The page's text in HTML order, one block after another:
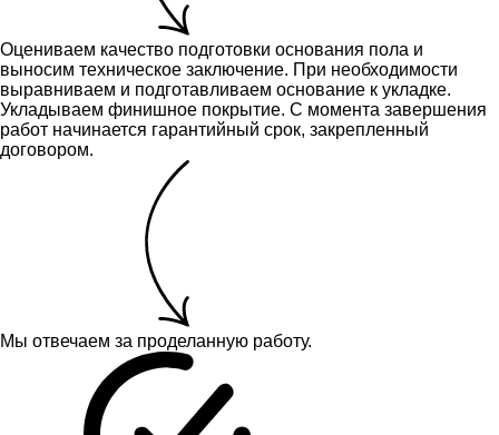
Оцениваем качество подготовки основания пола и
выносим техническое заключение. При необходимости
выравниваем и подготавливаем основание к укладке.
Укладываем финишное покрытие. С момента завершения
работ начинается гарантийный срок, закрепленный
договором.
Мы отвечаем за проделанную работу.